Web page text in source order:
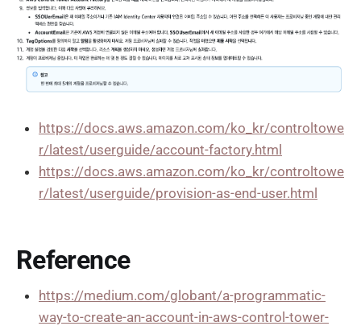
https://docs.aws.amazon.com/ko_kr/controltowe
r/latest/userguide/account-factory.html
https://docs.aws.amazon.com/ko_kr/controltowe
r/latest/userguide/provision-as-end-user.html
Reference
https://medium.com/globant/a-programmatic-
way-to-create-an-account-in-aws-control-tower-